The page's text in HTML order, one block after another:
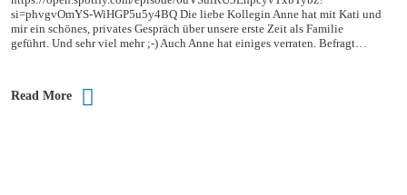
si=phvgvOmYS-WiHGP5u5y4BQ Die liebe Kollegin Anne hat mit Kati und
mir ein schönes, privates Gespräch über unsere erste Zeit als Familie
geführt. Und sehr viel mehr ;-) Auch Anne hat einiges verraten. Befragt…
Read More